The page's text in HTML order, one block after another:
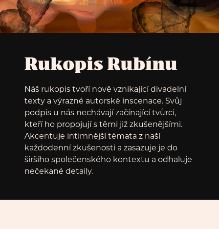
Rukopis Rubínu
Náš rukopis tvoří nově vznikající divadelní
texty a výrazné autorské inscenace. Svůj
podpis u nás nechávají začínající tvůrci,
kteří ho propojují s těmi již zkušenějšími.
Akcentuje intimnější témata z naší
každodenní zkušenosti a zasazuje je do
širšího společenského kontextu a odhaluje
nečekané detaily.